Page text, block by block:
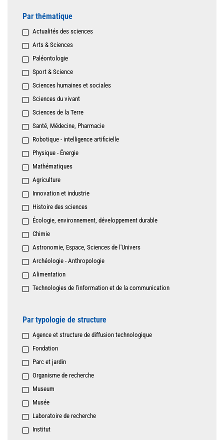
Par thématique
Actualités des sciences
Arts & Sciences
Paléontologie
Sport & Science
Sciences humaines et sociales
Sciences du vivant
Sciences de la Terre
Santé, Médecine, Pharmacie
Robotique - intelligence artificielle
Physique - Énergie
Mathématiques
Agriculture
Innovation et industrie
Histoire des sciences
Écologie, environnement, développement durable
Chimie
Astronomie, Espace, Sciences de l'Univers
Archéologie - Anthropologie
Alimentation
Technologies de l'information et de la communication
Par typologie de structure
Agence et structure de diffusion technologique
Fondation
Parc et jardin
Organisme de recherche
Museum
Musée
Laboratoire de recherche
Institut